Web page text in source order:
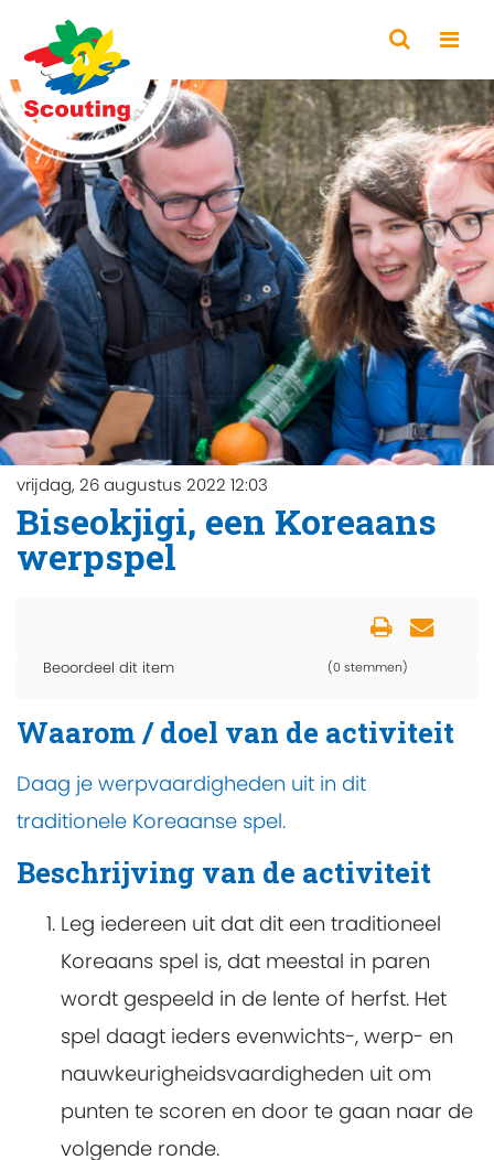
vrijdag, 26 augustus 2022 12:03
Biseokjigi, een Koreaans
werpspel
Beoordeel dit item (0 stemmen)
Waarom / doel van de activiteit
Daag je werpvaardigheden uit in dit
traditionele Koreaanse spel.
Beschrijving van de activiteit
Leg iedereen uit dat dit een traditioneel
Koreaans spel is, dat meestal in paren
wordt gespeeld in de lente of herfst. Het
spel daagt ieders evenwichts-, werp- en
nauwkeurigheidsvaardigheden uit om
punten te scoren en door te gaan naar de
volgende ronde.